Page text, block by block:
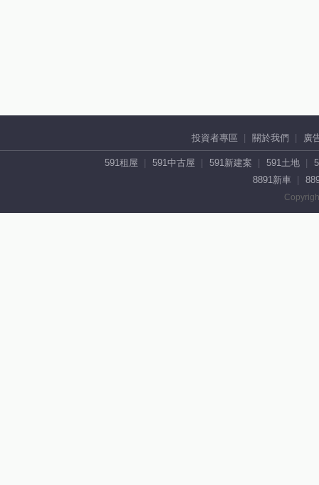
投資者專區 關於我們 廣
591租屋 591中古屋 591新建案 591土地
8891新車